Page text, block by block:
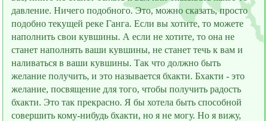
давление. Ничего подобного. Это, можно сказать, просто
подобно текущей реке Ганга. Если вы хотите, то можете
наполнить свои кувшины. А если не хотите, то она не
станет наполнять ваши кувшины, не станет течь к вам и
наливаться в ваши кувшины. Так что должно быть
желание получить, и это называется бхакти. Бхакти - это
желание, посвящение для того, чтобы получить радость
бхакти. Это так прекрасно. Я бы хотела быть способной
совершить кому-нибудь бхакти, но я не могу. Но я вижу,